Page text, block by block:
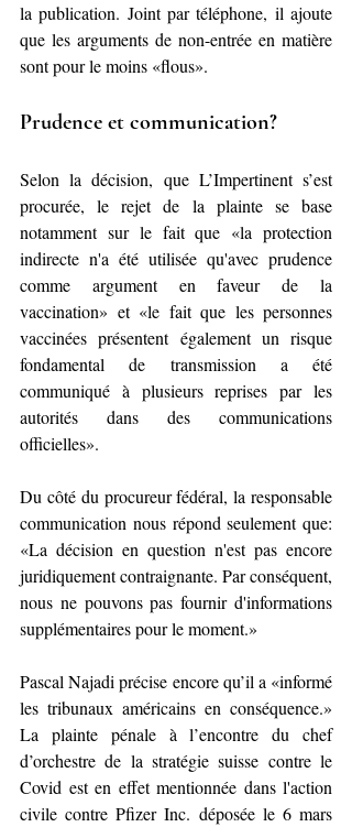
la publication. Joint par téléphone, il ajoute
que les arguments de non-entrée en matière
sont pour le moins «flous».
Prudence et communication?
Selon la décision, que L’Impertinent s’est
procurée, le rejet de la plainte se base
notamment sur le fait que «la protection
indirecte n'a été utilisée qu'avec prudence
comme argument en faveur de la
vaccination» et «le fait que les personnes
vaccinées présentent également un risque
fondamental de transmission a été
communiqué à plusieurs reprises par les
autorités dans des communications
officielles».
Du côté du procureur fédéral, la responsable
communication nous répond seulement que:
«La décision en question n'est pas encore
juridiquement contraignante. Par conséquent,
nous ne pouvons pas fournir d'informations
supplémentaires pour le moment.»
Pascal Najadi précise encore qu’il a «informé
les tribunaux américains en conséquence.»
La plainte pénale à l’encontre du chef
d’orchestre de la stratégie suisse contre le
Covid est en effet mentionnée dans l'action
civile contre Pfizer Inc. déposée le 6 mars